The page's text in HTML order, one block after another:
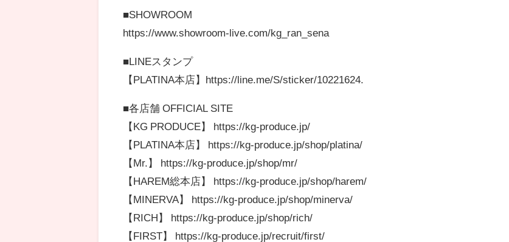
■SHOWROOM
https://www.showroom-live.com/kg_ran_sena
■LINEスタンプ
【PLATINA本店】https://line.me/S/sticker/10221624.
■各店舗 OFFICIAL SITE
【KG PRODUCE】 https://kg-produce.jp/
【PLATINA本店】 https://kg-produce.jp/shop/platina/
【Mr.】 https://kg-produce.jp/shop/mr/
【HAREM総本店】 https://kg-produce.jp/shop/harem/
【MINERVA】 https://kg-produce.jp/shop/minerva/
【RICH】 https://kg-produce.jp/shop/rich/
【FIRST】 https://kg-produce.jp/recruit/first/